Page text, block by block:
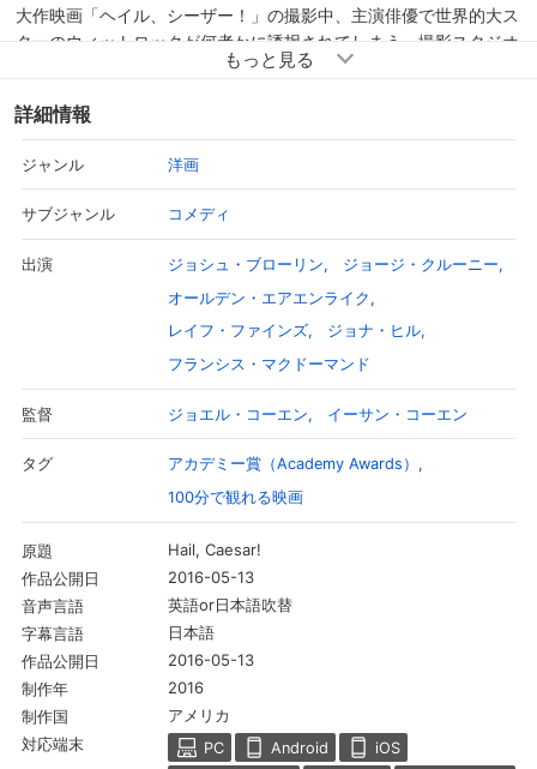
大作映画「ヘイル、シーザー！」の撮影中、主演俳優で世界的大ス
ターのウィットロックが何者かに誘拐されてしまう。撮影スタジオ
は混乱し、事態の収拾を任された何でも屋が、セクシー若手女優や
俳優たちを巻き込み、事件解決に向けて動いていく。
詳細情報
ジャンル 洋画
サブジャンル コメディ
出演 ジョシュ・ブローリン
ジョージ・クルーニー
オールデン・エアエンライク
レイフ・ファインズ
ジョナ・ヒル
フランシス・マクドーマンド
監督 ジョエル・コーエン イーサン・コーエン
タグ
アカデミー賞（Academy Awards）
100分で観れる映画
原題 Hail, Caesar!
作品公開日 2016-05-13
音声言語 英語or日本語吹替
字幕言語 日本語
作品公開日 2016-05-13
制作年 2016
制作国 アメリカ
対応端末 PC Android
iOS